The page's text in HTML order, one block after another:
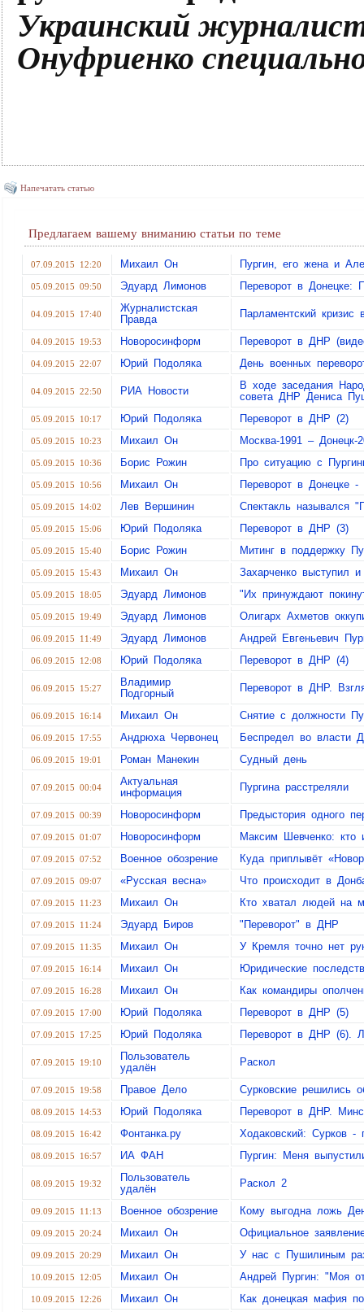
Украинский
Онуфриенко
Напечатать статью
Предлагаем вашему вниманию статьи по теме
07.09.2015 12:20 Михаил Он Пургин, его жена и
05.09.2015 09:50 Эдуард Лимонов Переворот в Донецке:
04.09.2015 17:40
Журналистская
Правда
Парламентский
04.09.2015 19:53 Новоросинформ Переворот в ДНР
04.09.2015 22:07 Юрий Подоляка День военных
04.09.2015 22:50 РИА Новости
В ходе заседания
совета ДНР Дениса
05.09.2015 10:17 Юрий Подоляка Переворот в ДНР (2)
05.09.2015 10:23 Михаил Он Москва-1991 – Донецк-
05.09.2015 10:36 Борис Рожин Про ситуацию с
05.09.2015 10:56 Михаил Он Переворот в Донецке
05.09.2015 14:02 Лев Вершинин Спектакль назывался
05.09.2015 15:06 Юрий Подоляка Переворот в ДНР (3)
05.09.2015 15:40 Борис Рожин Митинг в поддержку
05.09.2015 15:43 Михаил Он Захарченко выступил
05.09.2015 18:05 Эдуард Лимонов "Их принуждают
05.09.2015 19:49 Эдуард Лимонов Олигарх Ахметов
06.09.2015 11:49 Эдуард Лимонов Андрей Евгеньевич
06.09.2015 12:08 Юрий Подоляка Переворот в ДНР (4)
06.09.2015 15:27
Владимир
Подгорный
Переворот в ДНР.
06.09.2015 16:14 Михаил Он Снятие с должности
06.09.2015 17:55 Андрюха Червонец Беспредел во власти
06.09.2015 19:01 Роман Манекин Судный день
07.09.2015 00:04
Актуальная
информация
Пургина расстреляли
07.09.2015 00:39 Новоросинформ Предыстория одного
07.09.2015 01:07 Новоросинформ Максим Шевченко: кто
07.09.2015 07:52 Военное обозрение Куда приплывёт
07.09.2015 09:07 «Русская весна» Что происходит в
07.09.2015 11:23 Михаил Он Кто хватал людей на
07.09.2015 11:24 Эдуард Биров "Переворот" в ДНР
07.09.2015 11:35 Михаил Он У Кремля точно нет
07.09.2015 16:14 Михаил Он Юридические
07.09.2015 16:28 Михаил Он Как командиры
07.09.2015 17:00 Юрий Подоляка Переворот в ДНР (5)
07.09.2015 17:25 Юрий Подоляка Переворот в ДНР (6).
07.09.2015 19:10
Пользователь
удалён
Раскол
07.09.2015 19:58 Правое Дело Сурковские решились
08.09.2015 14:53 Юрий Подоляка Переворот в ДНР.
08.09.2015 16:42 Фонтанка.ру Ходаковский: Сурков -
08.09.2015 16:57 ИА ФАН Пургин: Меня
08.09.2015 19:32
Пользователь
удалён
Раскол 2
09.09.2015 11:13 Военное обозрение Кому выгодна ложь
09.09.2015 20:24 Михаил Он Официальное
09.09.2015 20:29 Михаил Он У нас с Пушилиным
10.09.2015 12:05 Михаил Он Андрей Пургин: "Моя
10.09.2015 12:26 Михаил Он Как донецкая мафия